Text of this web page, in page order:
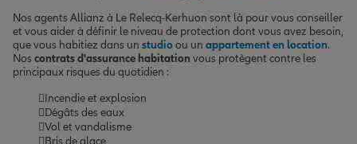
Nos agents Allianz à Le Relecq-Kerhuon sont là pour vous conseiller
et vous aider à définir le niveau de protection dont vous avez besoin,
que vous habitiez dans un studioou un appartement en location.
Nos contrats d'assurance habitation vous protègent contre les
principaux risques du quotidien :
Incendie et explosion
Dégâts des eaux
Vol et vandalisme
Bris de glace